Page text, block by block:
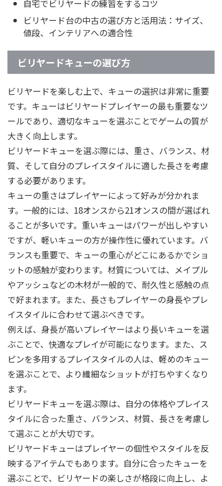
自宅でビリヤードの練習をするコツ
ビリヤード台の中古の選び方と活用法：サイズ、
値段、インテリアへの適合性
ビリヤードキューの選び方
ビリヤードを楽しむ上で、キューの選択は非常に重要
です。キューはビリヤードプレイヤーの最も重要なツ
ールであり、適切なキューを選ぶことでゲームの質が
大きく向上します。
ビリヤードキューを選ぶ際には、重さ、バランス、材
質、そして自分のプレイスタイルに適した長さを考慮
する必要があります。
キューの重さはプレイヤーによって好みが分かれま
す。一般的には、18オンスから21オンスの間が選ばれ
ることが多いです。重いキューはパワーが出しやすい
ですが、軽いキューの方が操作性に優れています。バ
ランスも重要で、キューの重心がどこにあるかでショ
ットの感触が変わります。材質については、メイプル
やアッシュなどの木材が一般的で、耐久性と感触の点
で好まれます。また、長さもプレイヤーの身長やプレ
イスタイルに合わせて選ぶべきです。
例えば、身長が高いプレイヤーはより長いキューを選
ぶことで、快適なプレイが可能になります。また、ス
ピンを多用するプレイスタイルの人は、軽めのキュー
を選ぶことで、より繊細なショットが打ちやすくなり
ます。
ビリヤードキューを選ぶ際は、自分の体格やプレイス
タイルに合った重さ、バランス、材質、長さを考慮し
て選ぶことが大切です。
ビリヤードキューはプレイヤーの個性やスタイルを反
映するアイテムでもあります。自分に合ったキューを
選ぶことで、ビリヤードの楽しさが格段に向上し、よ